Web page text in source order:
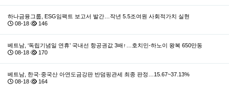
하나금융그룹, ESG임팩트 보고서 발간…작년 5.5조여원 사회적가치 실현
08-18
146
베트남, ‘독립기념일 연휴’ 국내선 항공권값 3배↑…호치민-하노이 왕복 650만동
08-18
170
베트남, 한국·중국산 아연도금강판 반덤핑관세 최종 판정…15.67~37.13%
08-18
164